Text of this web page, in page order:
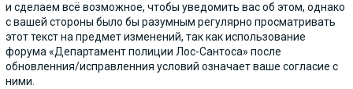
и сделаем всё возможное, чтобы уведомить вас об этом, однако
с вашей стороны было бы разумным регулярно просматривать
этот текст на предмет изменений, так как использование
форума «Департамент полиции Лос-Сантоса» после
обновленния/исправленния условий означает ваше согласие с
ними.